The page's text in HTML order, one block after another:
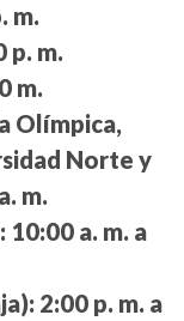
m.
p. m.
m.
Olímpica,
Norte y
m.
10:00 a. m. a
2:00 p. m. a